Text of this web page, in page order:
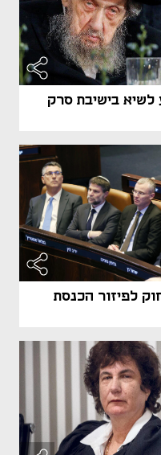
לשיא בישיבת סרק
לפיזור הכנסת